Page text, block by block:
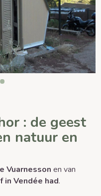
: de geest
natuur en
Vuarnesson en van
in Vendée had.